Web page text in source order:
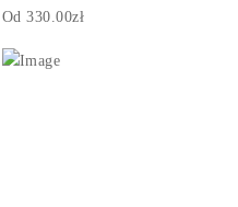
Od 330.00zł